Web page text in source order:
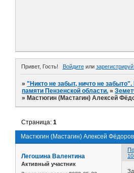
Привет, Гость! Войдитеили
»"Никто не забыт, ничто не
памяти Пензенской области. »
» Мастюгин (Мастагин) Алексей
Мастюгин (Мастагин) Алексей
Страница:1
Легошина Валентина
Активный участник